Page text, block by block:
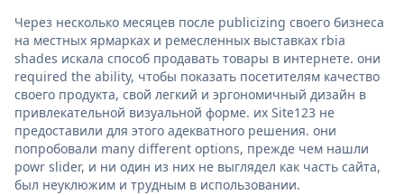
Через несколько месяцев после publicizing своего бизнеса
на местных ярмарках и ремесленных выставках rbia
shades искала способ продавать товары в интернете. они
required the ability, чтобы показать посетителям качество
своего продукта, свой легкий и эргономичный дизайн в
привлекательной визуальной форме. их Site123 не
предоставили для этого адекватного решения. они
попробовали many different options, прежде чем нашли
powr slider, и ни один из них не выглядел как часть сайта,
был неуклюжим и трудным в использовании.